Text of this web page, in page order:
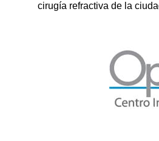
cirugía refractiva de la